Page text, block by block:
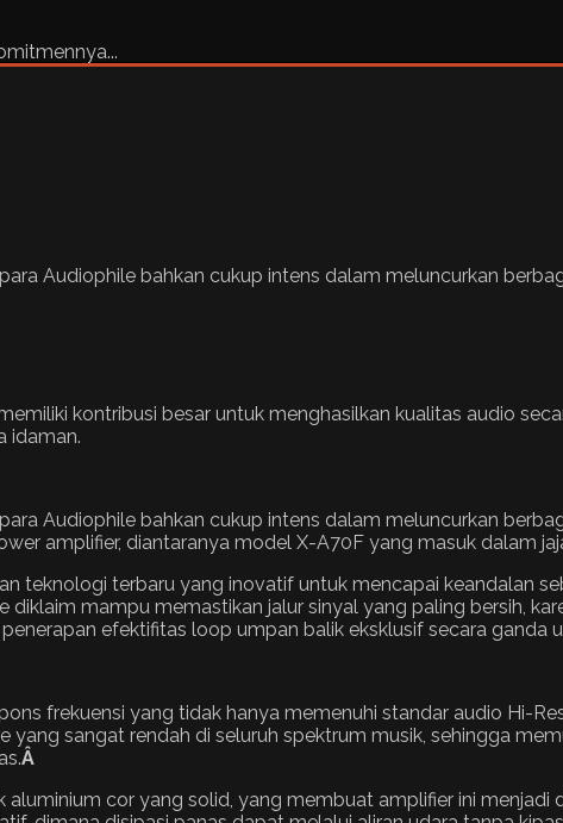
Audiophile bahkan cukup intens dalam meluncurkan
kontribusi besar untuk menghasilkan kualitas audio
idaman.
Audiophile bahkan cukup intens dalam meluncurkan
amplifier, diantaranya model X-A70F yang masuk dalam
teknologi terbaru yang inovatif untuk mencapai keandalan
mampu memastikan jalur sinyal yang paling bersih,
efektifitas loop umpan balik eksklusif secara ganda
frekuensi yang tidak hanya memenuhi standar audio Hi-
sangat rendah di seluruh spektrum musik, sehingga
Â
cor yang solid, yang membuat amplifier ini